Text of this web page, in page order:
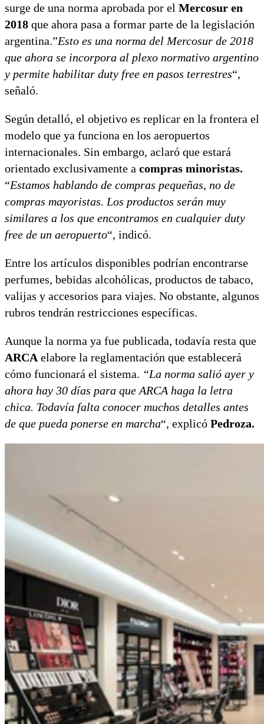
surge de una norma aprobada por el Mercosur en
2018 que ahora pasa a formar parte de la legislación
argentina.”Esto es una norma del Mercosur de 2018
que ahora se incorpora al plexo normativo argentino
y permite habilitar duty free en pasos terrestres“,
señaló.
Según detalló, el objetivo es replicar en la frontera el
modelo que ya funciona en los aeropuertos
internacionales. Sin embargo, aclaró que estará
orientado exclusivamente a compras minoristas.
“Estamos hablando de compras pequeñas, no de
compras mayoristas. Los productos serán muy
similares a los que encontramos en cualquier duty
free de un aeropuerto“, indicó.
Entre los artículos disponibles podrían encontrarse
perfumes, bebidas alcohólicas, productos de tabaco,
valijas y accesorios para viajes. No obstante, algunos
rubros tendrán restricciones específicas.
Aunque la norma ya fue publicada, todavía resta que
ARCA elabore la reglamentación que establecerá
cómo funcionará el sistema. “La norma salió ayer y
ahora hay 30 días para que ARCA haga la letra
chica. Todavía falta conocer muchos detalles antes
de que pueda ponerse en marcha“, explicó Pedroza.